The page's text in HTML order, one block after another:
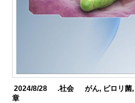
2024/8/28 .社会 がん, ピロリ菌,
章